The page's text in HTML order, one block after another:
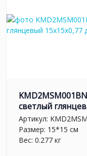
светлый
Артикул:
Размер: 15*15 см
Вес: 0.277 кг